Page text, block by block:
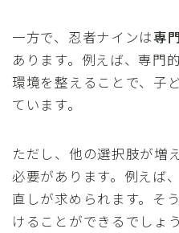
一方で、忍者ナインは専
あります。例えば、専門
環境を整えることで、子
ています。
ただし、他の選択肢が増
必要があります。例えば
直しが求められます。そ
けることができるでしょう